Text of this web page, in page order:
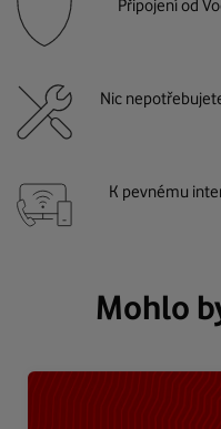
Připojení od
Nic
K pevnému
Mohlo